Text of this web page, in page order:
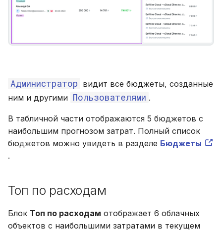
Администратор видит все бюджеты, созданные
ним и другими Пользователями .
В табличной части отображаются 5 бюджетов с
наибольшим прогнозом затрат. Полный список
бюджетов можно увидеть в разделе Бюджеты
.
Топ по расходам
Блок Топ по расходам отображает 6 облачных
объектов с наибольшими затратами в текущем